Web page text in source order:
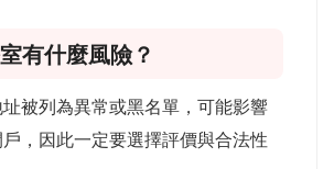
有什麼風險？
被列為異常或黑名單，可能影響
，因此一定要選擇評價與合法性